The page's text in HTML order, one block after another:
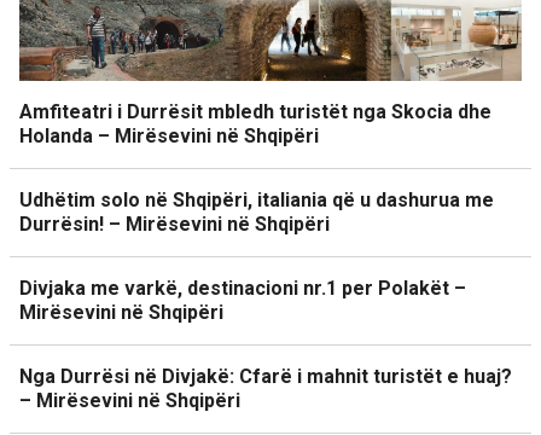
Amfiteatri i Durrësit mbledh turistët nga Skocia dhe
Holanda – Mirësevini në Shqipëri
Udhëtim solo në Shqipëri, italiania që u dashurua me
Durrësin! – Mirësevini në Shqipëri
Divjaka me varkë, destinacioni nr.1 per Polakët –
Mirësevini në Shqipëri
Nga Durrësi në Divjakë: Cfarë i mahnit turistët e huaj?
– Mirësevini në Shqipëri